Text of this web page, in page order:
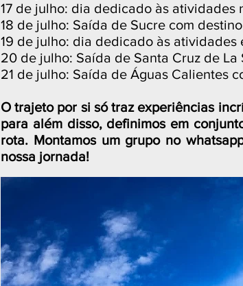
17 de julho: dia dedicado às atividades
18 de julho: Saída de Sucre com
19 de julho: dia dedicado às atividades
20 de julho: Saída de Santa Cruz de
21 de julho: Saída de Águas Calientes
O trajeto por si só traz experiências
para além disso, definimos em
rota. Montamos um grupo no
nossa jornada!